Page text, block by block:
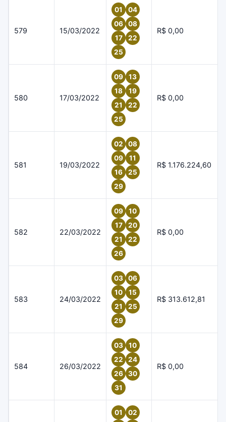
579 15/03/2022
01
04
06
08
17
22
25
R$ 0,00
580 17/03/2022
09
13
18
19
21
22
25
R$ 0,00
581 19/03/2022
02
08
09
11
16
25
29
R$ 1.176.224,60
582 22/03/2022
09
10
17
20
21
22
26
R$ 0,00
583 24/03/2022
03
06
10
15
21
25
29
R$ 313.612,81
584 26/03/2022
03
10
22
24
26
30
31
R$ 0,00
01
02